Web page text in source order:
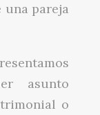
pareja
asunto
o